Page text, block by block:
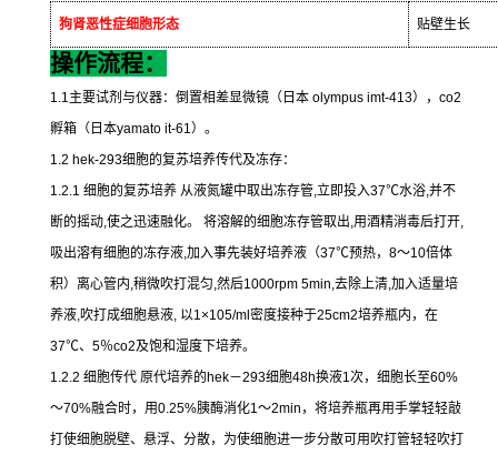
狗肾恶性症细胞形态 贴壁生长
操作流程：
1.1主要试剂与仪器：倒置相差显微镜（日本 olympus imt-413）， co2
孵箱（日本yamato it-61）。
1.2 hek-293细胞的复苏培养传代及冻存：
1.2.1 细胞的复苏培养 从液氮罐中取出冻存管,立即投入37℃水浴,并不
断的摇动,使之迅速融化。 将溶解的细胞冻存管取出,用酒精消毒后打开,
吸出溶有细胞的冻存液,加入事先装好培养液（37℃预热， 8～10倍体
积）离心管内,稍微吹打混匀,然后1000rpm 5min,去除上清,加入适量培
养液,吹打成细胞悬液, 以1×105/ml 密度接种于25cm2培养瓶内，在
37℃、 5％co2及饱和湿度下培养。
1.2.2 细胞传代 原代培养的hek－293细胞48h换液1次，细胞长至60%
～70%融合时，用0.25%胰酶消化1～2min ，将培养瓶再用手掌轻轻敲
打使细胞脱壁、悬浮、分散，为使细胞进一步分散可用吹打管轻轻吹打